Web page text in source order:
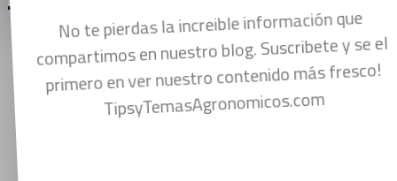
Siembra de semillas: tiempo de siembra,
profundidad de siembra, espaciamiento
y población de plantas
No te pierdas la increible información que
compartimos en nuestro blog. Suscribete y se el
primero en ver nuestro contenido más fresco!
TipsyTemasAgronomicos.com